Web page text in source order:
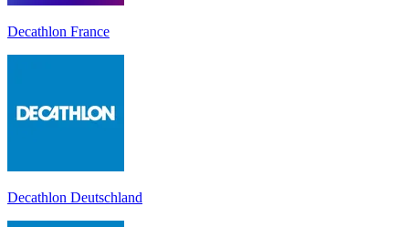
Decathlon France
Decathlon Deutschland